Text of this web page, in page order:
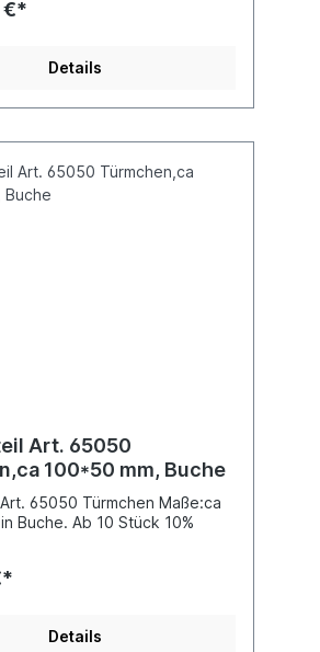
€*
Details
Art. 65050
100*50 mm, Buche
65050 Türmchen Maße:ca
10 Stück 10%
Details